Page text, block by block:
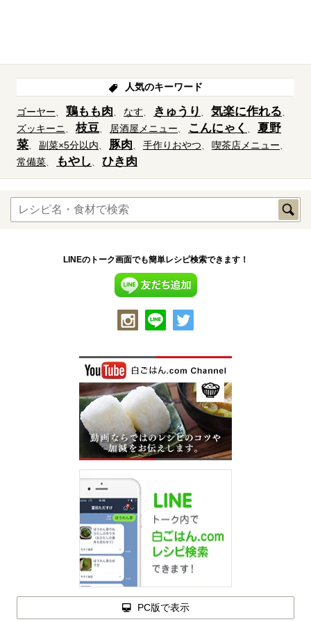
人気のキーワード
ゴーヤー 鶏もも肉 なす きゅうり 気楽に作れる
ズッキーニ 枝豆 居酒屋メニュー こんにゃく
夏野
菜
副菜×5分以内 豚肉 手作りおやつ
喫茶店メニュー
常備菜
もやし ひき肉
LINEのトーク画面でも簡単レシピ検索できます！
PC版で表示